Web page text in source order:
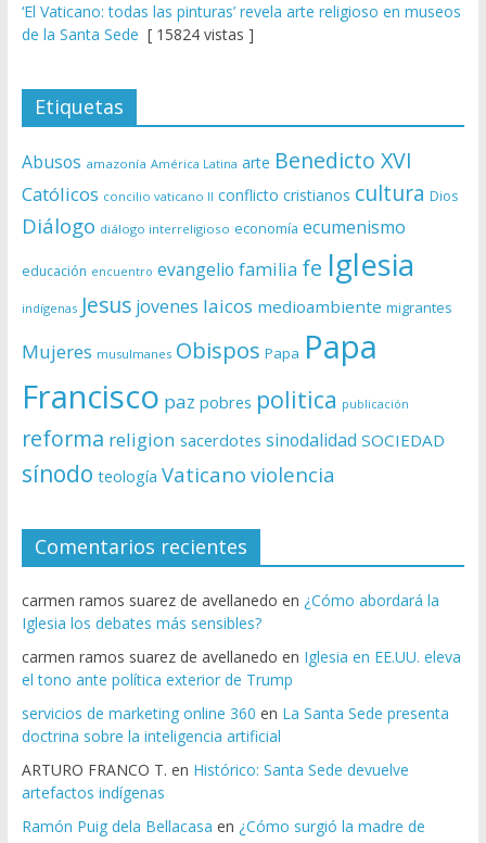
‘El Vaticano: todas las pinturas’ revela arte religioso en museos
de la Santa Sede [ 15824 vistas ]
Etiquetas
Abusos amazonía América Latina arte Benedicto XVI
Católicos concilio vaticano II conflicto cristianos cultura Dios
Diálogo diálogo interreligioso economía ecumenismo
educación encuentro evangelio familia fe Iglesia
indígenas Jesus jovenes laicos medioambiente migrantes
Mujeres musulmanes Obispos Papa Papa
Francisco paz pobres politica publicación
reforma religion sacerdotes sinodalidad SOCIEDAD
sínodo teología Vaticano violencia
Comentarios recientes
carmen ramos suarez de avellanedo en ¿Cómo abordará la
Iglesia los debates más sensibles?
carmen ramos suarez de avellanedo en Iglesia en EE.UU. eleva
el tono ante política exterior de Trump
servicios de marketing online 360 en La Santa Sede presenta
doctrina sobre la inteligencia artificial
ARTURO FRANCO T. en Histórico: Santa Sede devuelve
artefactos indígenas
Ramón Puig dela Bellacasa en ¿Cómo surgió la madre de